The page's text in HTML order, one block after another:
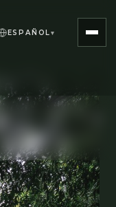
ESPAÑOL▾